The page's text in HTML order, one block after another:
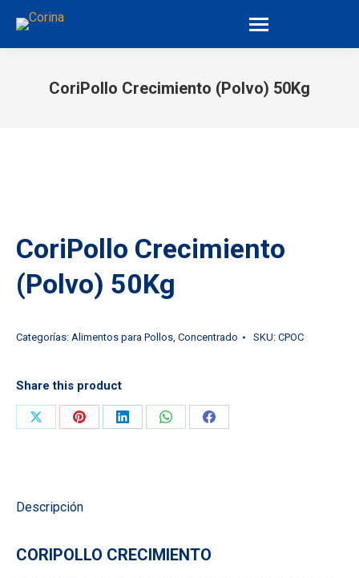
CoriPollo Crecimiento (Polvo) 50Kg
CoriPollo Crecimiento
(Polvo) 50Kg
Categorías: Alimentos para Pollos, Concentrado SKU: CPOC
Share this product
CompartirCompartirCompartirCompartirCompartir
Descripción
CORIPOLLO CRECIMIENTO